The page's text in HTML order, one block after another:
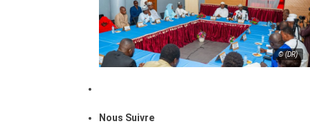
© (DR)
Nous Suivre